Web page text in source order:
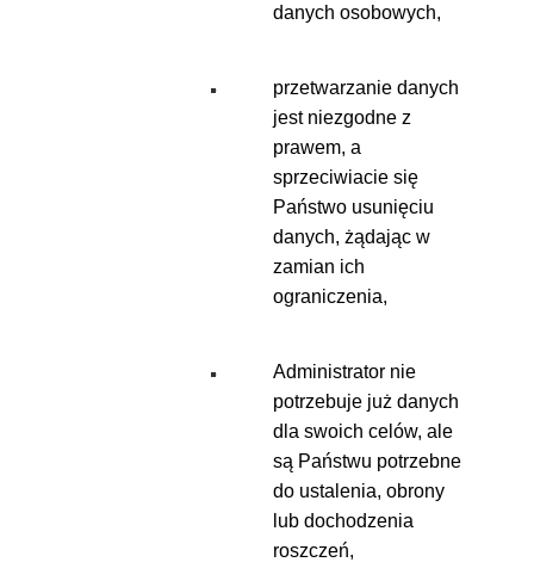
danych osobowych,
przetwarzanie danych
jest niezgodne z
prawem, a
sprzeciwiacie się
Państwo usunięciu
danych, żądając w
zamian ich
ograniczenia,
Administrator nie
potrzebuje już danych
dla swoich celów, ale
są Państwu potrzebne
do ustalenia, obrony
lub dochodzenia
roszczeń,